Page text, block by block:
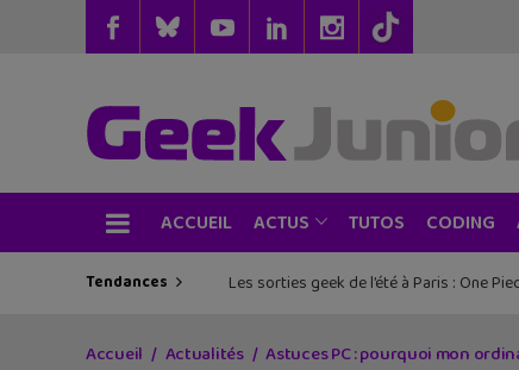
ACCUEIL ACTUS TUTOS CODING
Tendances Les sorties geek de l’été à Paris : One
Accueil Actualités Astuces PC : pourquoi mon